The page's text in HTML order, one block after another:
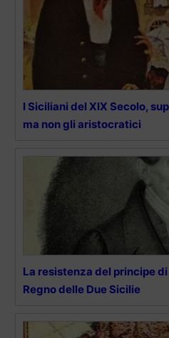
I Siciliani del XIX Secolo,
ma non gli aristocratici
La resistenza del principe
Regno delle Due Sicilie